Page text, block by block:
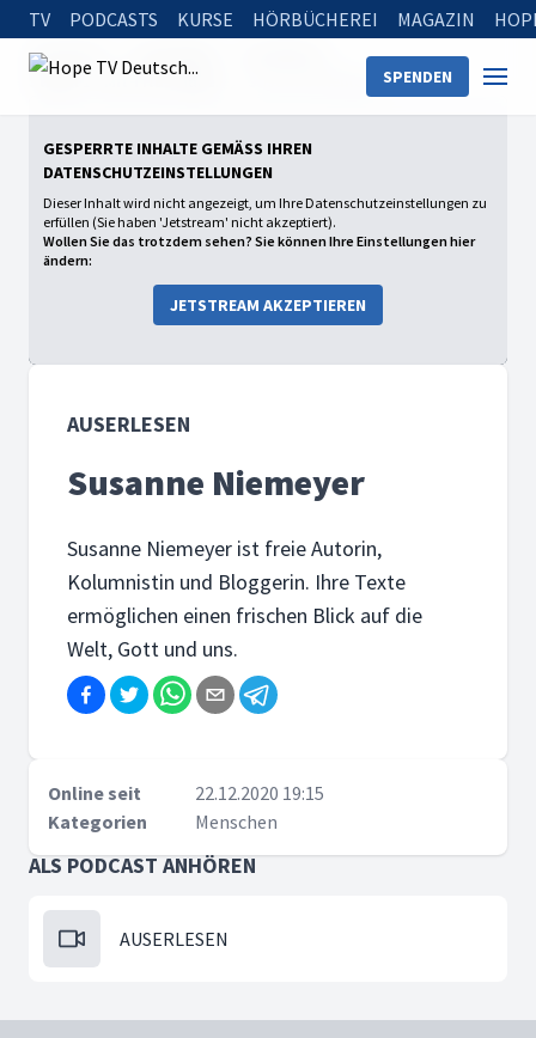
TV PODCASTS KURSE HÖRBÜCHEREI MAGAZIN
SPENDEN
Startseite
Staffel 1 - Mit Titus Müller
Susanne Niemeyer
GESPERRTE INHALTE GEMÄSS IHREN D
ATENSCHUTZEINSTELLUNGEN
Dieser Inhalt wird nicht angezeigt, um Ihre Datenschutzeinstellungen zu
erfüllen (Sie haben 'Jetstream' nicht akzeptiert).
Wollen Sie das trotzdem sehen? Sie können Ihre Einstellungen hier
ändern:
JETSTREAM AKZEPTIEREN
AUSERLESEN
Susanne Niemeyer
Susanne Niemeyer ist freie Autorin,
Kolumnistin und Bloggerin. Ihre Texte
ermöglichen einen frischen Blick auf die
Welt, Gott und uns.
Online seit
22.12.2020 19:15
Kategorien
Menschen
ALS PODCAST ANHÖREN
AUSERLESEN